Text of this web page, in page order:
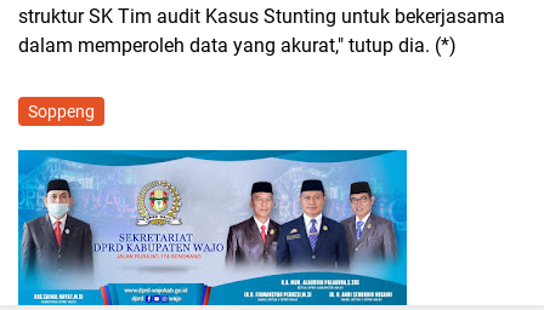
struktur SK Tim audit Kasus Stunting untuk bekerjasama
dalam memperoleh data yang akurat," tutup dia. (*)
Soppeng